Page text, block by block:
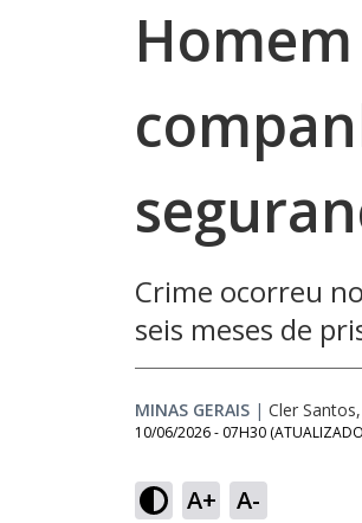
Crime ocorreu
seis meses de
MINAS GERAIS | Cler
10/06/2026 - 07H30
A+ A-